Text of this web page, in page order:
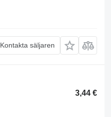
Kontakta säljaren
3,44 €